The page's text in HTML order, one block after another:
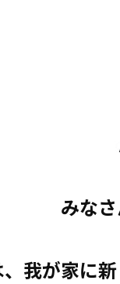
みな
我が家に